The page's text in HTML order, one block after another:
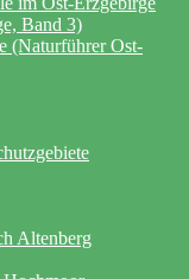
Band 3)
(Naturführer Ost-
Altenberg